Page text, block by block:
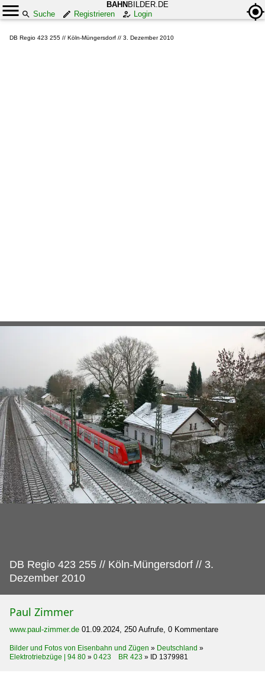
BAHN BILDER.DE
Suche
Registrieren Login
DB Regio 423 255 // Köln-Müngersdorf // 3. Dezember 2010
DB Regio 423 255 // Köln-Müngersdorf // 3.
Dezember 2010
Paul Zimmer
www.paul-zimmer.de 01.09.2024, 250 Aufrufe, 0 Kommentare
Bilder und Fotos von Eisenbahn und Zügen » Deutschland »
Elektrotriebzüge | 94 80 » 0 423 BR 423 » ID 1379981